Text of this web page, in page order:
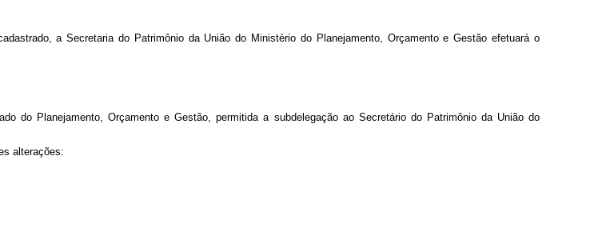
a Secretaria do Patrimônio da União do Ministério do Planejamento, Orçamento e Gestão efetuará o
do Planejamento, Orçamento e Gestão, permitida a subdelegação ao Secretário do Patrimônio da União do
alterações: